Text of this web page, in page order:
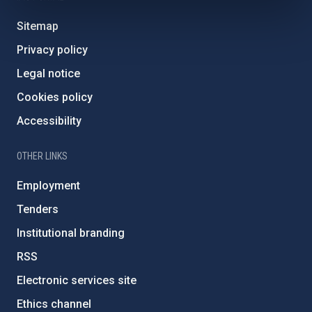
Sitemap
Privacy policy
Legal notice
Cookies policy
Accessibility
OTHER LINKS
Employment
Tenders
Institutional branding
RSS
Electronic services site
Ethics channel